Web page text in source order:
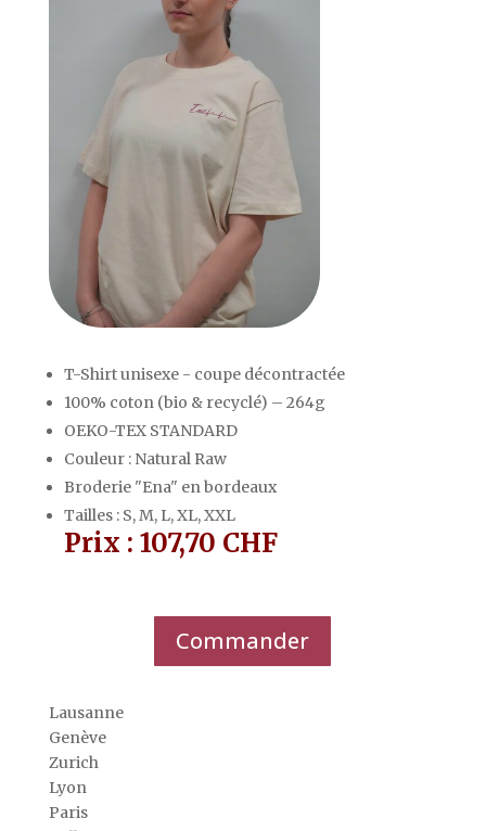
T-Shirt unisexe - coupe décontractée
100% coton (bio & recyclé) – 264g
OEKO-TEX STANDARD
Couleur : Natural Raw
Broderie "Ena" en bordeaux
Tailles : S, M, L, XL, XXL
Prix : 107,70 CHF
Commander
Lausanne
Genève
Zurich
Lyon
Paris